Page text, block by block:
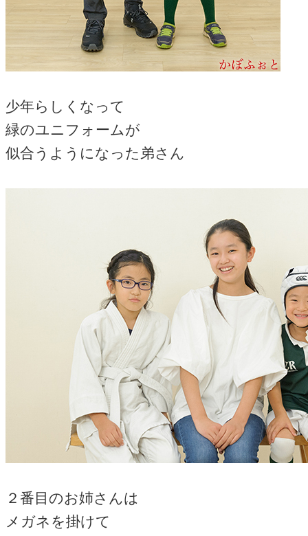
少年らしくなって
緑のユニフォームが
似合うようになった弟さん
２番目のお姉さんは
メガネを掛けて